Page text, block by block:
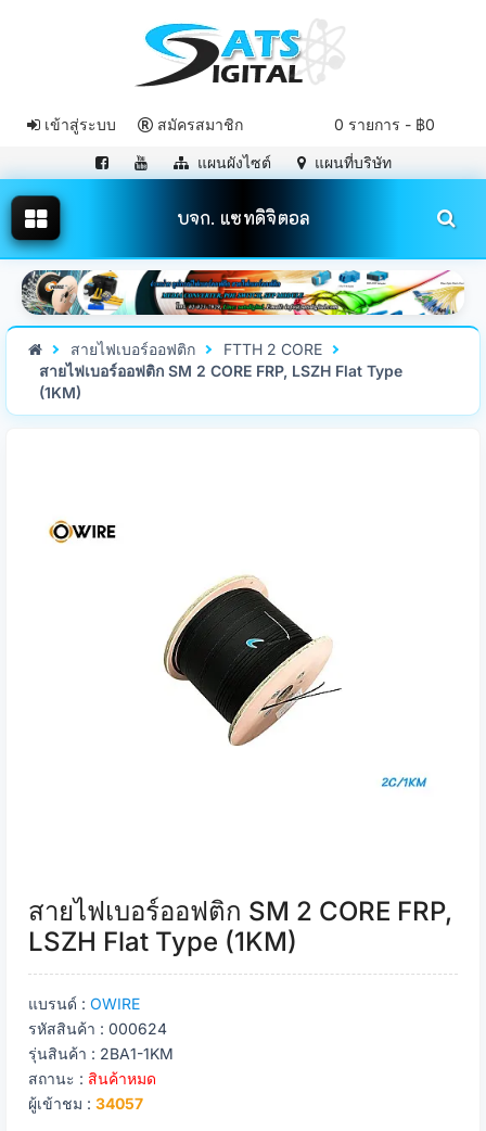
0 รายการ - ฿0
เข้าสู่ระบบ สมัครสมาชิก
แผนผังไซต์ แผนที่บริษัท
บจก. แซทดิจิตอล
สายไฟเบอร์ออฟติก
FTTH 2 CORE
สายไฟเบอร์ออฟติก SM 2 CORE FRP, LSZH Flat Type
(1KM)
สายไฟเบอร์ออฟติก SM 2 CORE FRP,
LSZH Flat Type (1KM)
แบรนด์ : OWIRE
รหัสสินค้า : 000624
รุ่นสินค้า : 2BA1-1KM
สถานะ : สินค้าหมด
ผู้เข้าชม : 34057